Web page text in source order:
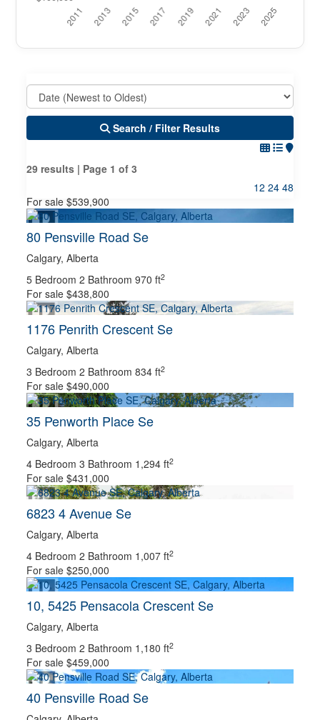
Search / Filter Results
29 results | Page 1 of 3
12 24 48
BUSINESS TYPE
TRANSACTION TYPE
BUILDING TYPE
CONSTRUCTION STYLE
BEDROOMS
BATHROOMS
PRICE
CITY
NEIGHBOURHOOD
COMMUNITY
For sale $539,900
80 Pensville Road Se
Calgary, Alberta
5 Bedroom 2 Bathroom 970 ft2
For sale $438,800
1176 Penrith Crescent Se
Calgary, Alberta
3 Bedroom 2 Bathroom 834 ft2
For sale $490,000
35 Penworth Place Se
Calgary, Alberta
4 Bedroom 3 Bathroom 1,294 ft2
For sale $431,000
6823 4 Avenue Se
Calgary, Alberta
4 Bedroom 2 Bathroom 1,007 ft2
For sale $250,000
10, 5425 Pensacola Crescent Se
Calgary, Alberta
3 Bedroom 2 Bathroom 1,180 ft2
For sale $459,000
40 Pensville Road Se